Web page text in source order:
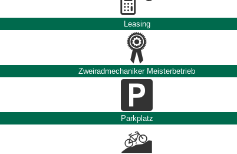
Leasing
Zweiradmechaniker Meisterbetrieb
Parkplatz